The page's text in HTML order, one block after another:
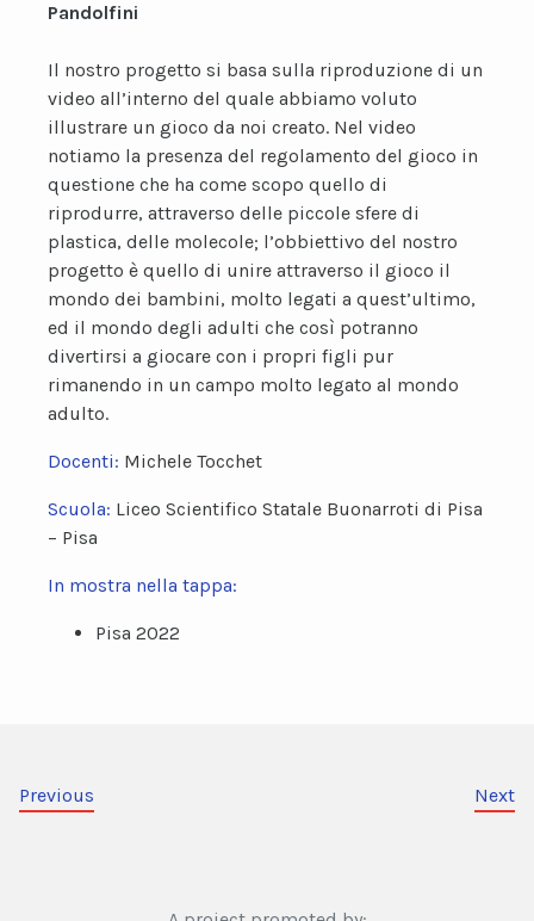
Pandolfini
Il nostro progetto si basa sulla riproduzione di un
video all’interno del quale abbiamo voluto
illustrare un gioco da noi creato. Nel video
notiamo la presenza del regolamento del gioco in
questione che ha come scopo quello di
riprodurre, attraverso delle piccole sfere di
plastica, delle molecole; l’obbiettivo del nostro
progetto è quello di unire attraverso il gioco il
mondo dei bambini, molto legati a quest’ultimo,
ed il mondo degli adulti che così potranno
divertirsi a giocare con i propri figli pur
rimanendo in un campo molto legato al mondo
adulto.
Docenti: Michele Tocchet
Scuola: Liceo Scientifico Statale Buonarroti di Pisa
– Pisa
In mostra nella tappa:
Pisa 2022
Previous Next